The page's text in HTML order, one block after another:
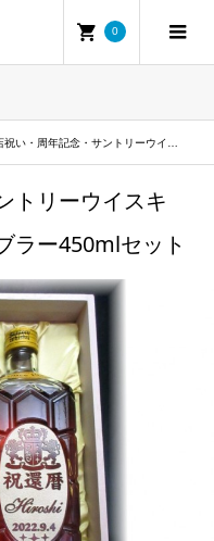
0
・周年記念・サントリーウイスキー角瓶＆ステンレスタンブラー450mlセット
トリーウイスキ
ラー450mlセット